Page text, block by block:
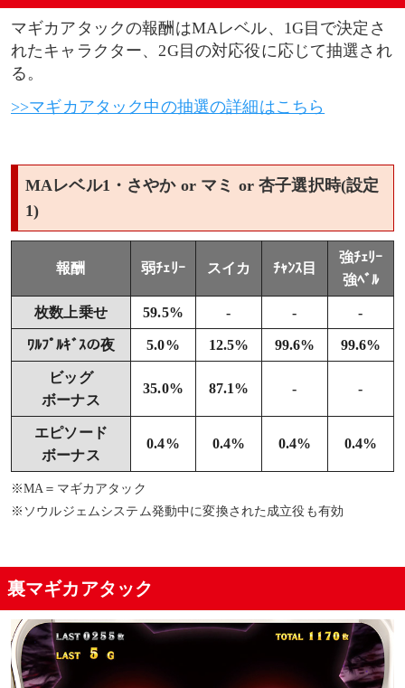
マギカアタックの報酬はMAレベル、1G目で決定さ
れたキャラクター、2G目の対応役に応じて抽選され
る。
>>マギカアタック中の抽選の詳細はこちら
MAレベル1・さやか or マミ or 杏子選択時(設定
1)
報酬 弱ﾁｪﾘｰ スイカ ﾁｬﾝｽ目
強ﾁｪﾘｰ
強ﾍﾞﾙ
枚数上乗せ 59.5% - - -
ﾜﾙﾌﾟﾙｷﾞｽの夜 5.0% 12.5% 99.6% 99.6%
ビッグ
ボーナス
35.0% 87.1% - -
エピソード
ボーナス
0.4% 0.4% 0.4% 0.4%
※MA＝マギカアタック
※ソウルジェムシステム発動中に変換された成立役も有効
裏マギカアタック